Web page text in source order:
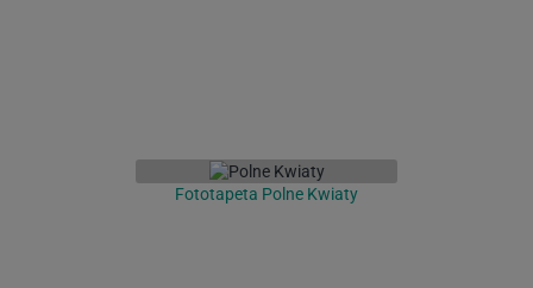
Fototapeta Polne Kwiaty